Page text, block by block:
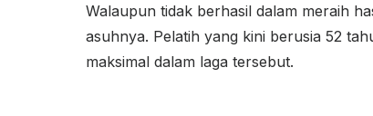
Walaupun tidak berhasil dalam meraih
asuhnya. Pelatih yang kini berusia 52
maksimal dalam laga tersebut.